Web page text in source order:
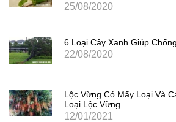
25/08/2020
6 Loại Cây Xanh Giúp
22/08/2020
Lộc Vừng Có Mấy Loại Và
Loại Lộc Vừng
12/01/2021